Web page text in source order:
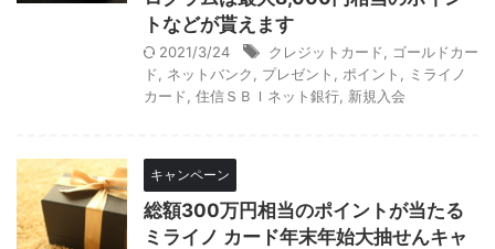
トなどが貰えます
2021/3/24 クレジットカード
ゴールドカー
ド
ネットバンク プレゼント ポイント
ミライノ
カード
住信ＳＢＩネット銀行 新規入会
キャンペーン
総額300万円相当のポイントが当たる
ミライノ カード年末年始大抽せんキャ